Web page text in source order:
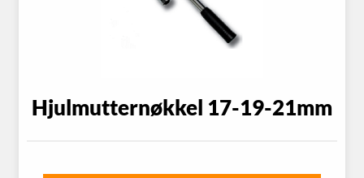
Hjulmutternøkkel 17-19-21mm